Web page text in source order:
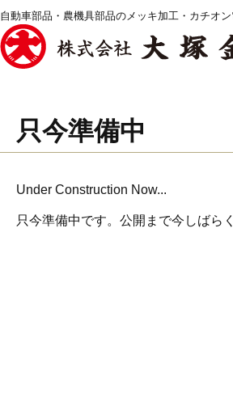
自動車部品・農機具部品のメッキ加工・カチオ
只今準備中
Under Construction Now...
只今準備中です。公開まで今しばら